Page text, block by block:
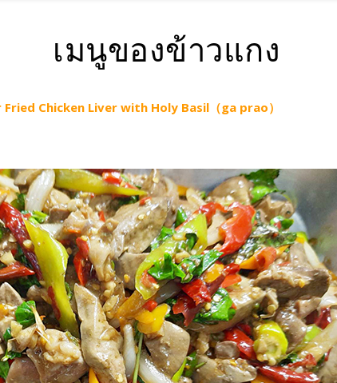
เมนูของข้าวแกง
Fried Chicken Liver with Holy Basil（ga prao）